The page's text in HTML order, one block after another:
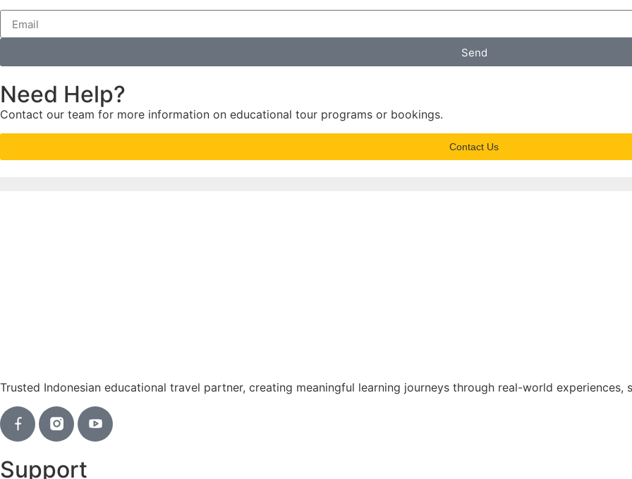
Send
Need Help?
Contact our team for more information on educational tour programs or bookings.
Contact Us
Trusted Indonesian educational travel partner, creating meaningful learning journeys through real-world
Support